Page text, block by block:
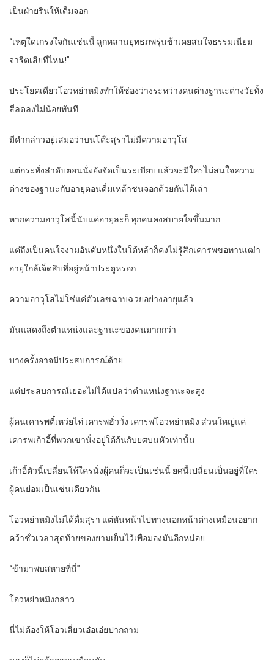
เป็นฝ่ายรินให้เต็มจอก
“เหตุใดเกรงใจกันเช่นนี้ ลูกหลานยุทธภพรุ่นข้าเคยสนใจธรรมเนียม
จารีตเสียที่ไหน!”
ประโยคเดียวโอวหย่าหมิงทำให้ช่องว่างระหว่างคนต่างฐานะต่างวัยทั้ง
สี่ลดลงไม่น้อยทันที
มีคำกล่าวอยู่เสมอว่าบนโต๊ะสุราไม่มีความอาวุโส
แต่กระทั่งลำดับตอนนั่งยังจัดเป็นระเบียบ แล้วจะมีใครไม่สนใจความ
ต่างของฐานะกับอายุตอนดื่มเหล้าชนจอกด้วยกันได้เล่า
หากความอาวุโสนี้นับแค่อายุละก็ ทุกคนคงสบายใจขึ้นมาก
แต่ถึงเป็นคนใจงามอันดับหนึ่งในใต้หล้าก็คงไม่รู้สึกเคารพขอทานเฒ่า
อายุใกล้เจ็ดสิบที่อยู่หน้าประตูหรอก
ความอาวุโสไม่ใช่แค่ตัวเลขฉาบฉวยอย่างอายุแล้ว
มันแสดงถึงตำแหน่งและฐานะของคนมากกว่า
บางครั้งอาจมีประสบการณ์ด้วย
แต่ประสบการณ์เยอะไม่ได้แปลว่าตำแหน่งฐานะจะสูง
ผู้คนเคารพตี๋เหว่ยไท่ เคารพฮั่ววั่ง เคารพโอวหย่าหมิง ส่วนใหญ่แค่
เคารพเก้าอี้ที่พวกเขานั่งอยู่ใต้ก้นกับยศบนหัวเท่านั้น
เก้าอี้ตัวนี้เปลี่ยนให้ใครนั่งผู้คนก็จะเป็นเช่นนี้ ยศนี้เปลี่ยนเป็นอยู่ที่ใคร
ผู้คนย่อมเป็นเช่นเดียวกัน
โอวหย่าหมิงไม่ได้ดื่มสุรา แต่หันหน้าไปทางนอกหน้าต่างเหมือนอยาก
คว้าชั่วเวลาสุดท้ายของยามเย็นไว้เพื่อมองมันอีกหน่อย
“ข้ามาพบสหายที่นี่”
โอวหย่าหมิงกล่าว
นี่ไม่ต้องให้โอวเสี่ยวเอ๋อเอ่ยปากถาม